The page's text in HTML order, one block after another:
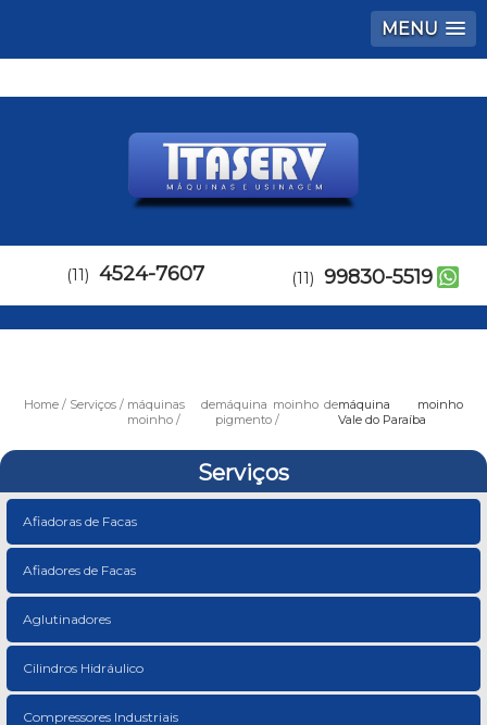
MENU
(11) 4524-7607 (11) 99830-5519
Home Serviços
máquinas de
moinho
máquina moinho de
pigmento
máquina moinho
Vale do Paraíba
Serviços
Afiadoras de Facas
Afiadores de Facas
Aglutinadores
Cilindros Hidráulico
Compressores Industriais